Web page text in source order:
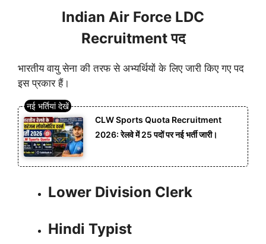
Indian Air Force LDC
Recruitment पद
भारतीय वायु सेना की तरफ से अभ्यर्थियों के लिए जारी किए गए पद
इस प्रकार हैं।
CLW Sports Quota Recruitment
2026: रेलवे में 25 पदों पर नई भर्ती जारी।
Lower Division Clerk
Hindi Typist